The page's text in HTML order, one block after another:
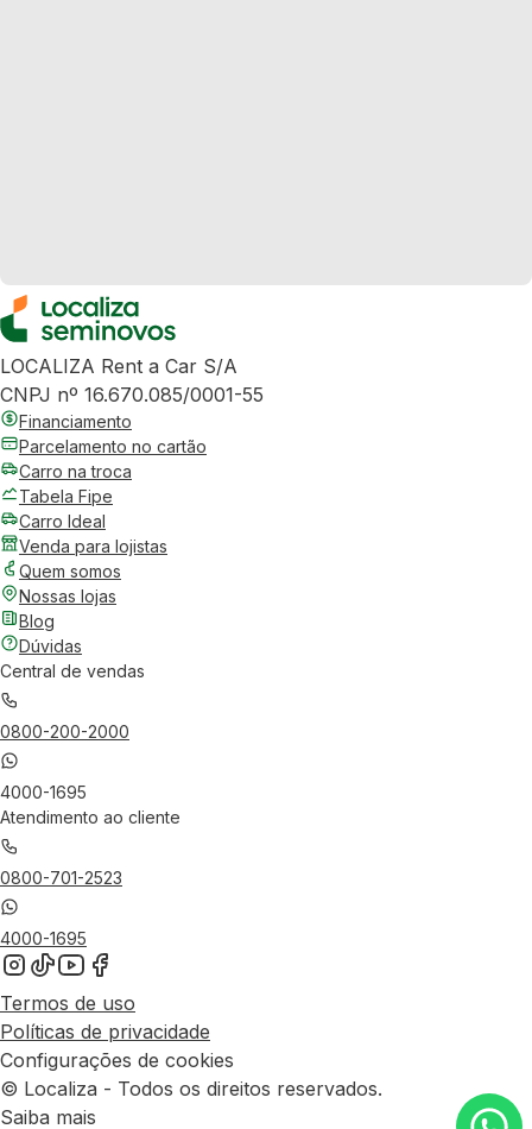
LOCALIZA Rent a Car S/A
CNPJ nº 16.670.085/0001-55
Financiamento
Parcelamento no cartão
Carro na troca
Tabela Fipe
Carro Ideal
Venda para lojistas
Quem somos
Nossas lojas
Blog
Dúvidas
Central de vendas
0800-200-2000
4000-1695
Atendimento ao cliente
0800-701-2523
4000-1695
Termos de uso
Políticas de privacidade
Configurações de cookies
© Localiza - Todos os direitos reservados.
Saiba mais